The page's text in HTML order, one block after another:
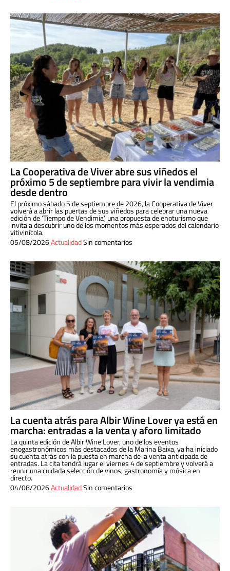
La Cooperativa de Viver abre sus viñedos el
próximo 5 de septiembre para vivir la vendimia
desde dentro
El próximo sábado 5 de septiembre de 2026, la Cooperativa de Viver
volverá a abrir las puertas de sus viñedos para celebrar una nueva
edición de ‘Tiempo de Vendimia’, una propuesta de enoturismo que
invita a descubrir uno de los momentos más esperados del calendario
vitivinícola.
05/08/2026ActualidadSin comentarios
La cuenta atrás para Albir Wine Lover ya está en
marcha: entradas a la venta y aforo limitado
La quinta edición de Albir Wine Lover, uno de los eventos
enogastronómicos más destacados de la Marina Baixa, ya ha iniciado
su cuenta atrás con la puesta en marcha de la venta anticipada de
entradas. La cita tendrá lugar el viernes 4 de septiembre y volverá a
reunir una cuidada selección de vinos, gastronomía y música en
directo.
04/08/2026ActualidadSin comentarios